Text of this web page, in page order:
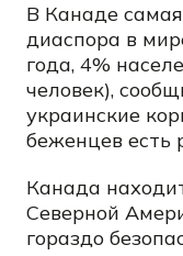
В Канаде
диаспора в
года, 4%
человек),
украинские
беженцев есть
Канада
Северной
гораздо